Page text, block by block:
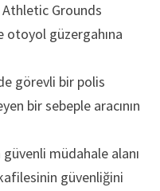
Grounds
otoyol güzergahına
görevli bir polis
bir sebeple aracının
müdahale alanı
güvenliğini